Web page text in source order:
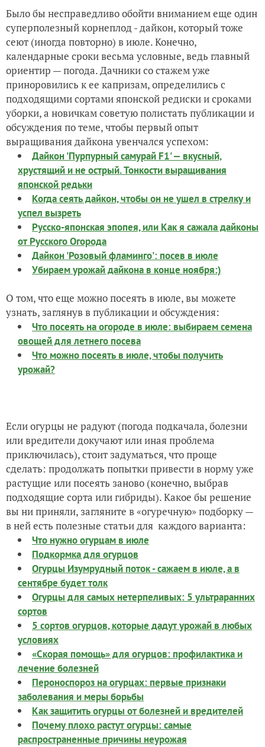
Было бы несправедливо обойти вниманием еще один
суперполезный корнеплод - дайкон, который тоже
сеют (иногда повторно) в июле. Конечно,
календарные сроки весьма условные, ведь главный
ориентир — погода. Дачники со стажем уже
приноровились к ее капризам, определились с
подходящими сортами японской редиски и сроками
уборки, а новичкам советую полистать публикации и
обсуждения по теме, чтобы первый опыт
выращивания дайкона увенчался успехом:
Дайкон 'Пурпурный самурай F1' — вкусный,
хрустящий и не острый. Тонкости выращивания
японской редьки
Когда сеять дайкон, чтобы он не ушел в стрелку и
успел вызреть
Русско-японская эпопея, или Как я сажала дайконы
от Русского Огорода
Дайкон 'Розовый фламинго': посев в июле
Убираем урожай дайкона в конце ноября:)
О том, что еще можно посеять в июле, вы можете
узнать, заглянув в публикации и обсуждения:
Что посеять на огороде в июле: выбираем семена
овощей для летнего посева
Что можно посеять в июле, чтобы получить
урожай?
Если огурцы не радуют (погода подкачала, болезни
или вредители докучают или иная проблема
приключилась), стоит задуматься, что проще
сделать: продолжать попытки привести в норму уже
растущие или посеять заново (конечно, выбрав
подходящие сорта или гибриды). Какое бы решение
вы ни приняли, загляните в «огуречную» подборку —
в ней есть полезные статьи для каждого варианта:
Что нужно огурцам в июле
Подкормка для огурцов
Огурцы Изумрудный поток - сажаем в июле, а в
сентябре будет толк
Огурцы для самых нетерпеливых: 5 ультраранних
сортов
5 сортов огурцов, которые дадут урожай в любых
условиях
«Скорая помощь» для огурцов: профилактика и
лечение болезней
Пероноспороз на огурцах: первые признаки
заболевания и меры борьбы
Как защитить огурцы от болезней и вредителей
Почему плохо растут огурцы: самые
распространенные причины неурожая